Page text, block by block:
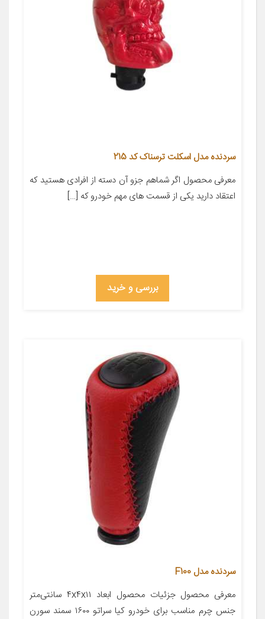
سردنده مدل اسکلت ترسناک کد 215
معرفی محصول اگر شماهم جزو آن دسته از افرادی هستید که
اعتقاد دارید یکی از قسمت های مهم خودرو که […]
بررسی و خرید
سردنده مدل F100
معرفی محصول جزئیات محصول ابعاد ۴x۴x۱۱ سانتی‌متر
جنس چرم مناسب برای خودرو کیا سراتو ۱۶۰۰ سمند سورن